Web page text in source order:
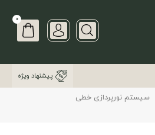
0
پیشنهاد ویژه
سیستم نورپردازی خطی